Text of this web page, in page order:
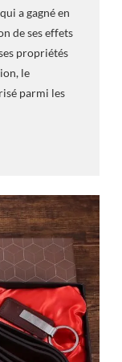
a gagné en
de ses effets
propriétés
le
parmi les